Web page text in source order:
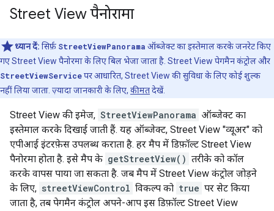
Street View पैनोरामा
ध्यान दें: सिर्फ़ StreetViewPanorama ऑब्जेक्ट का इस्तेमाल करके जनरेट किए
गए Street View पैनोरमा के लिए बिल भेजा जाता है. Street View पेगमैन कंट्रोल और
StreetViewServiceपर आधारित, Street View की सुविधा के लिए कोई शुल्क
नहीं लिया जाता. ज़्यादा जानकारी के लिए, कीमतदेखें.
Street View की इमेज, StreetViewPanorama ऑब्जेक्ट का
इस्तेमाल करके दिखाई जाती हैं. यह ऑब्जेक्ट, Street View "व्यूअर" को
एपीआई इंटरफ़ेस उपलब्ध कराता है. हर मैप में डिफ़ॉल्ट Street View
पैनोरमा होता है. इसे मैप के getStreetView() तरीके को कॉल
करके वापस पाया जा सकता है. जब मैप में Street View कंट्रोल जोड़ने
के लिए, streetViewControl विकल्प को true पर सेट किया
जाता है, तब पेगमैन कंट्रोल अपने-आप इस डिफ़ॉल्ट Street View